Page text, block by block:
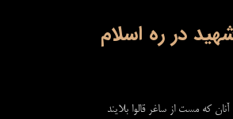
در ره اسلام
آنان كه مست از ساغر قالوا بلايند